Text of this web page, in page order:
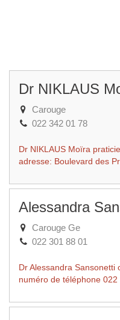
Dr NIKLAUS
Carouge
022 342 01 78
Dr NIKLAUS Moïra
adresse: Boulevard des
Alessandra
Carouge Ge
022 301 88 01
Dr Alessandra Sansonetti
numéro de téléphone 022